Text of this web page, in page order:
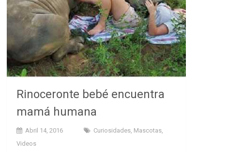
Rinoceronte bebé encuentra
mamá humana
Abril 14, 2016 Curiosidades Mascotas
Videos